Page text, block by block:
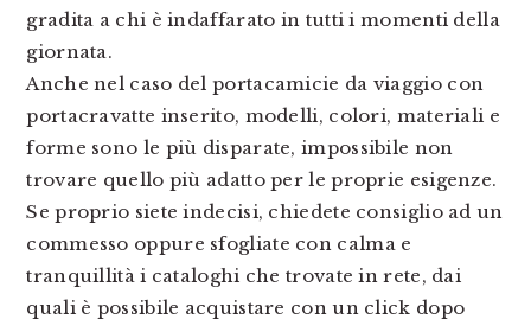
gradita a chi è indaffarato in tutti i momenti della
giornata.
Anche nel caso del portacamicie da viaggio con
portacravatte inserito, modelli, colori, materiali e
forme sono le più disparate, impossibile non
trovare quello più adatto per le proprie esigenze.
Se proprio siete indecisi, chiedete consiglio ad un
commesso oppure sfogliate con calma e
tranquillità i cataloghi che trovate in rete, dai
quali è possibile acquistare con un click dopo